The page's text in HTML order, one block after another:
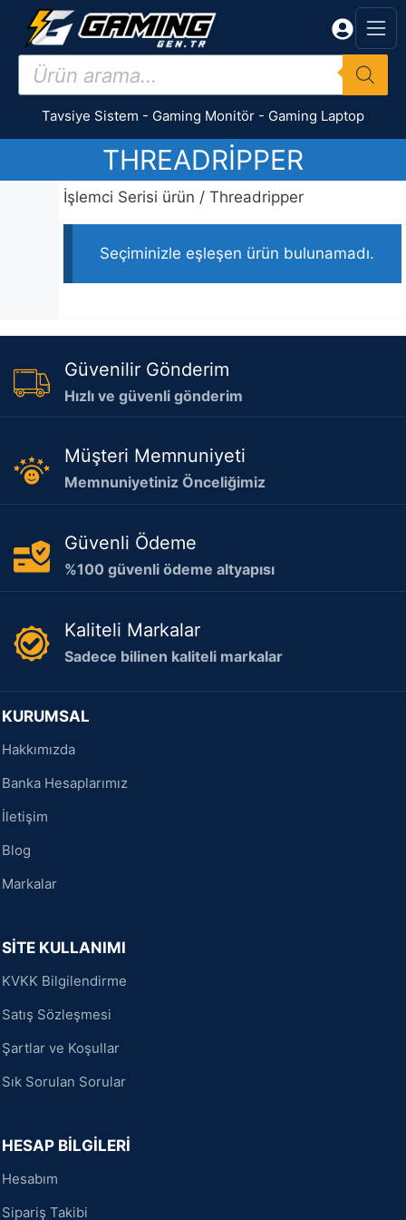
İçeriğe
Products
search
Tavsiye Sistem - Gaming Monitör - Gaming Laptop
THREADRIPPER
İşlemci Serisi ürün / Threadripper
Seçiminizle eşleşen ürün bulunamadı.
Güvenilir Gönderim
Hızlı ve güvenli gönderim
Müşteri Memnuniyeti
Memnuniyetiniz Önceliğimiz
Güvenli Ödeme
%100 güvenli ödeme altyapısı
Kaliteli Markalar
Sadece bilinen kaliteli markalar
KURUMSAL
Hakkımızda
Banka Hesaplarımız
İletişim
Blog
Markalar
SİTE KULLANIMI
KVKK Bilgilendirme
Satış Sözleşmesi
Şartlar ve Koşullar
Sık Sorulan Sorular
HESAP BİLGİLERİ
Hesabım
Sipariş Takibi